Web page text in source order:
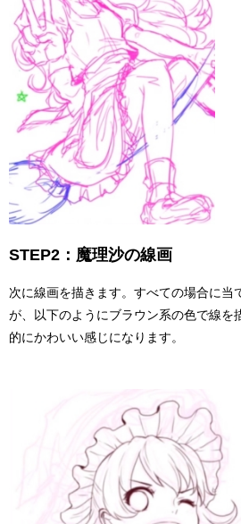
STEP2：魔理沙の線画
次に線画を描きます。すべての場合に当
が、以下のようにブラウン系の色で線を
的にかわいい感じになります。